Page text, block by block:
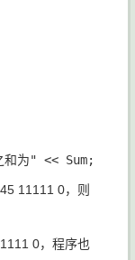
11111 0，则
0，程序也